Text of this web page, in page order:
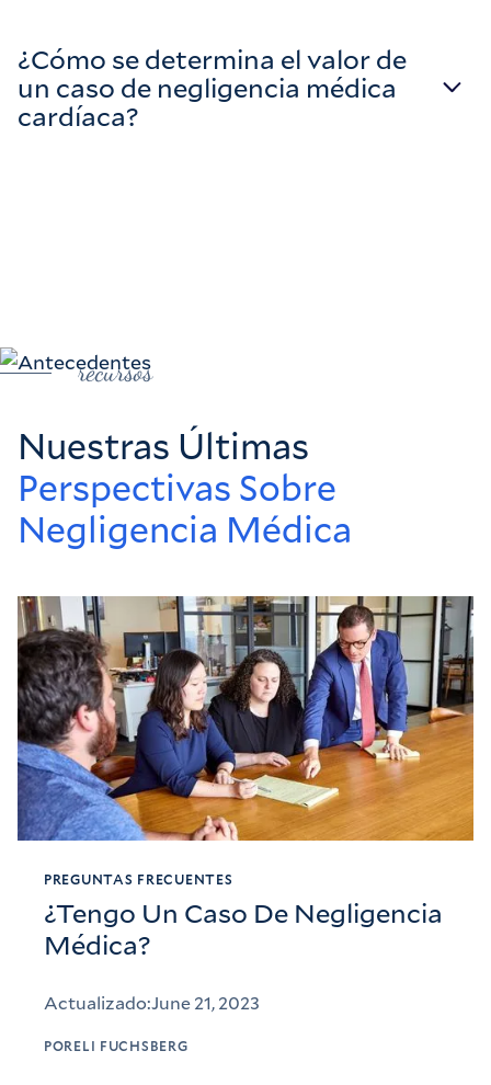
¿Cómo se determina el valor de
un caso de negligencia médica
cardíaca?
recursos
Nuestras Últimas
Perspectivas Sobre
Negligencia Médica
PREGUNTAS FRECUENTES
¿Tengo Un Caso De Negligencia
Médica?
Actualizado:June 21, 2023
PORELI FUCHSBERG